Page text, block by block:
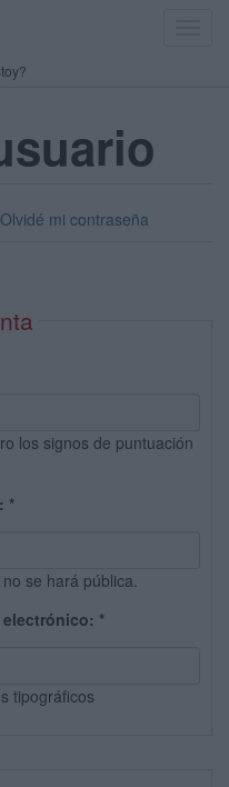
Olvidé mi contraseña
los signos de puntuación
*
se hará pública.
*
tipográficos